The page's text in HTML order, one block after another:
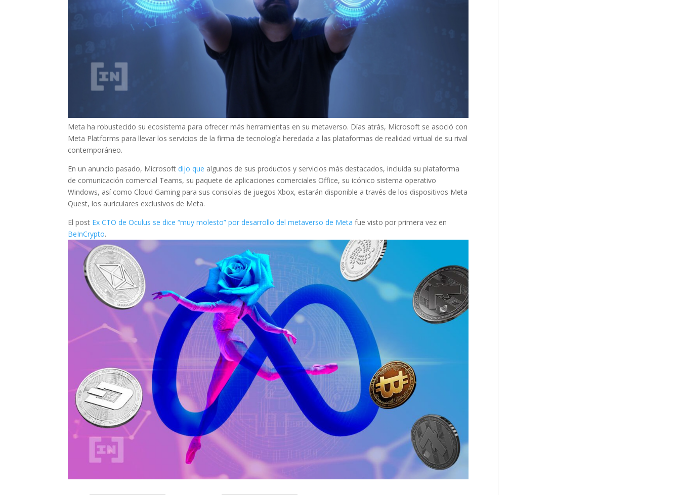
Meta ha robustecido su ecosistema para ofrecer más herramientas en su metaverso. Días atrás, Microsoft se asoció con
Meta Platforms para llevar los servicios de la firma de tecnología heredada a las plataformas de realidad virtual de su rival
contemporáneo.
En un anuncio pasado, Microsoftdijo que algunos de sus productos y servicios más destacados, incluida su plataforma
de comunicación comercial Teams, su paquete de aplicaciones comerciales Office, su icónico sistema operativo
Windows, así como Cloud Gaming para sus consolas de juegos Xbox, estarán disponible a través de los dispositivos Meta
Quest, los auriculares exclusivos de Meta.
El post Ex CTO de Oculus se dice “muy molesto” por desarrollo del metaverso de Meta fue visto por primera vez en
BeInCrypto.